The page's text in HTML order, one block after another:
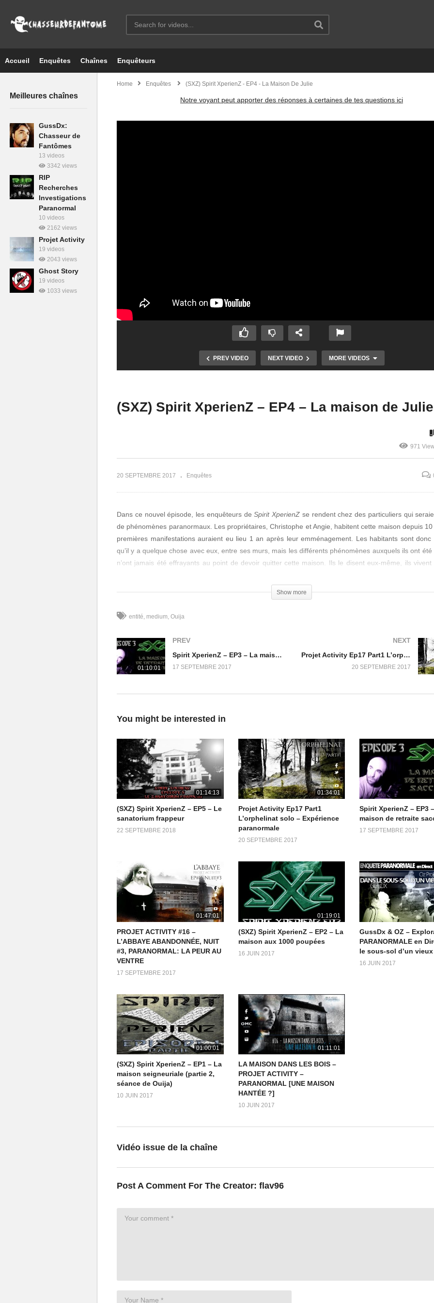
Accueil Enquêtes Chaînes Enquêteurs
Meilleures chaînes
GussDx:
Chasseur de
Fantômes
13 videos
3342 views
RIP
Recherches
Investigations
Paranormal
10 videos
2162 views
Projet Activity
19 videos
2043 views
Ghost Story
19 videos
1033 views
Home Enquêtes (SXZ) Spirit XperienZ - EP4 - La Maison De Julie
Notre voyant peut apporter des réponses à certaines de tes questions ici
PREV VIDEO NEXT VIDEO MORE VIDEOS
(SXZ) Spirit XperienZ – EP4 – La maison de Julie
971
20 SEPTEMBRE 2017 Enquêtes
Dans ce nouvel épisode, les enquêteurs deSpirit XperienZ se rendent chez des particuliers qui
de phénomènes paranormaux. Les propriétaires, Christophe et Angie, habitent cette maison depuis
premières manifestations auraient eu lieu 1 an après leur emménagement. Les habitants sont donc
qu’il y a quelque chose avec eux, entre ses murs, mais les différents phénomènes auxquels ils ont
n’ont jamais été effrayants au point de devoir quitter cette maison. Ils le disent eux-même, ils vivent
Cet épisode sera découpé en deux parties, la première sera effectuée de nouveau avec le médium
seconde uniquement par les enquêteurs. Les ressentis du médium seront très forts durant ses
propriétaires des lieux et les deux enquêteurs. Cette dernière aura des résultats inespérés et
communication semble avoir été établie à ce moment là, avec une entité présente sur les lieux.
(Visité 971 fois, 1 visites aujourd'hui)
Show more
entité medium Ouija
01:10:01
PREV
Spirit XperienZ – EP3 – La maison de retraite saccagée
17 SEPTEMBRE 2017
NEXT
Projet Activity Ep17 Part1 L’orphelinat solo – Expérience paranormale
20 SEPTEMBRE 2017
You might be interested in
01:14:13
(SXZ) Spirit XperienZ – EP5 – Le
sanatorium frappeur
22 SEPTEMBRE 2018
01:34:01
Projet Activity Ep17 Part1
L’orphelinat solo – Expérience
paranormale
20 SEPTEMBRE 2017
Spirit XperienZ – EP3
maison de retraite
17 SEPTEMBRE 2017
01:47:01
PROJET ACTIVITY #16 –
L’ABBAYE ABANDONNÉE, NUIT
#3, PARANORMAL: LA PEUR AU
VENTRE
17 SEPTEMBRE 2017
01:19:01
(SXZ) Spirit XperienZ – EP2 – La
maison aux 1000 poupées
16 JUIN 2017
GussDx & OZ –
PARANORMALE en
le sous-sol d’un
16 JUIN 2017
01:00:01
(SXZ) Spirit XperienZ – EP1 – La
maison seigneuriale (partie 2,
séance de Ouija)
10 JUIN 2017
01:11:01
LA MAISON DANS LES BOIS –
PROJET ACTIVITY –
PARANORMAL [UNE MAISON
HANTÉE ?]
10 JUIN 2017
Vidéo issue de la chaîne
Post A Comment For The Creator: flav96